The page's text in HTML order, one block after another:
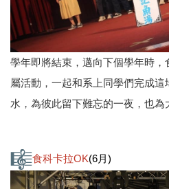
學年即將結束，邁向下個學年時
屬活動，一起和系上同學們完成
水，為彼此留下難忘的一夜，也為
食科卡拉OK(6月)